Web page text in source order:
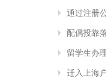
通过注册
配偶投靠
留学生办
迁入上海